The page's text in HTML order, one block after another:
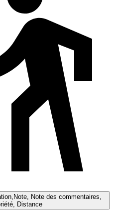
Note des commentaires,
Distance